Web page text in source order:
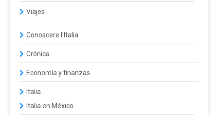
Viajes
Conoscere l'Italia
Crónica
Economía y finanzas
Italia
Italia en México